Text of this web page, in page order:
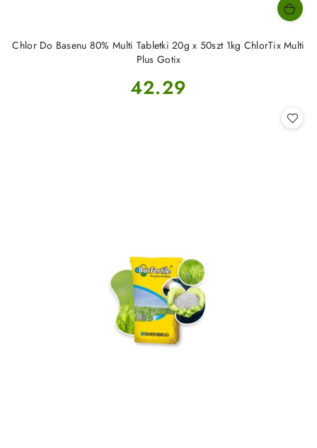
Chlor Do Basenu 80% Multi Tabletki 20g x 50szt 1kg ChlorTix Multi
Plus Gotix
Cena:
42.29